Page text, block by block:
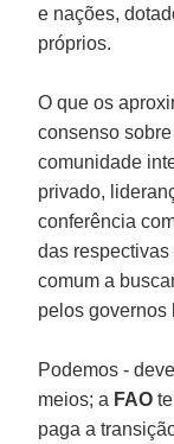
e nações,
próprios.
O que os
consenso
comunidade
privado,
conferência
das
comum a
pelos governos
Podemos -
meios; a FAO
paga a